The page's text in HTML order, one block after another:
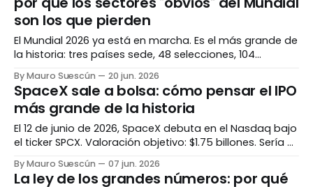
hacen Hay una pregunta rondando cada
son los que pierden
El Mundial 2026 ya está en marcha. Es el más grande de
la historia: tres países sede, 48 selecciones, 104
partidos. La intuición dice que aerolíneas, hoteles y
marcas deportivas se van a disparar. La historia dice
exactamente lo contrario. El evento más grande de la
historia Antes de hablar
By Mauro Suescún 20 jun. 2026
SpaceX sale a bolsa: cómo pensar el IPO
más grande de la historia
El 12 de junio de 2026, SpaceX debuta en el Nasdaq bajo
el ticker SPCX. Valoración objetivo: $1.75 billones. Sería el
IPO más grande jamás registrado, superando a Saudi
Aramco. La pregunta no es si es histórico. Es si tiene
sentido invertir. Lo que está pasando Después de casi
By Mauro Suescún 07 jun. 2026
La ley de los grandes números: por qué